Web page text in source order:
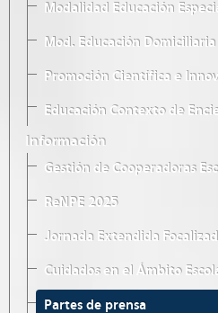
Modalidad Educación
Mod. Educación
Promoción Científica e
Educación Contexto de
Información
Gestión de Cooperadoras
ReNPE 2025
Jornada Extendida
Cuidados en el Ámbito
Partes de prensa